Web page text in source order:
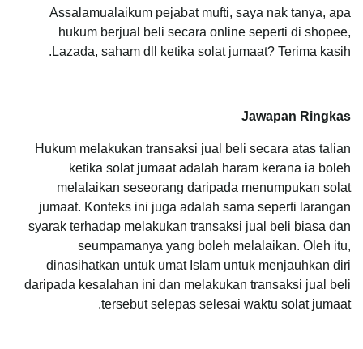
Assalamualaikum pejabat mufti, saya nak tanya, apa
hukum berjual beli secara online seperti di shopee,
Lazada, saham dll ketika solat jumaat? Terima kasih.
Jawapan Ringkas
Hukum melakukan transaksi jual beli secara atas talian
ketika solat jumaat adalah haram kerana ia boleh
melalaikan seseorang daripada menumpukan solat
jumaat. Konteks ini juga adalah sama seperti larangan
syarak terhadap melakukan transaksi jual beli biasa dan
seumpamanya yang boleh melalaikan. Oleh itu,
dinasihatkan untuk umat Islam untuk menjauhkan diri
daripada kesalahan ini dan melakukan transaksi jual beli
tersebut selepas selesai waktu solat jumaat.